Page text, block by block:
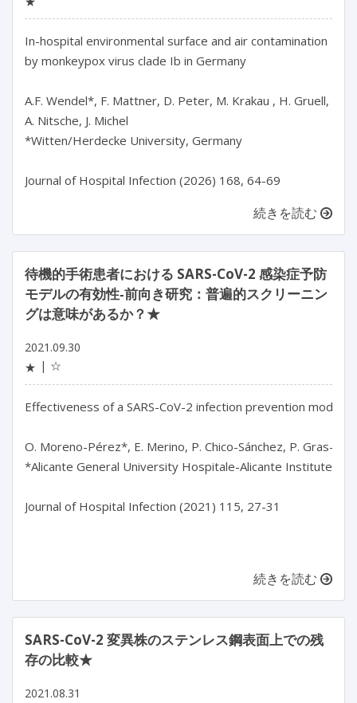
In-hospital environmental surface and air contamination
by monkeypox virus clade Ib in Germany
A.F. Wendel*, F. Mattner, D. Peter, M. Krakau , H. Gruell,
A. Nitsche, J. Michel
*Witten/Herdecke University, Germany
Journal of Hospital Infection (2026) 168, 64-69
続きを読む
待機的手術患者における SARS-CoV-2 感染症予防
モデルの有効性‐前向き研究：普遍的スクリーニン
グは意味があるか？★
2021.09.30
★
☆
Effectiveness of a SARS-CoV-2 infection prevention model
O. Moreno-Pérez*, E. Merino, P. Chico-Sánchez, P. Gras-
*Alicante General University Hospitale-Alicante Institute for
Journal of Hospital Infection (2021) 115, 27-31
続きを読む
SARS-CoV-2 変異株のステンレス鋼表面上での残
存の比較★
2021.08.31